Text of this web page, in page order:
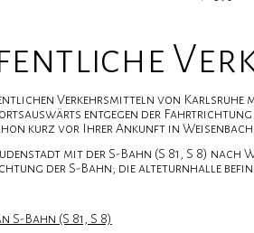
Verkehrsmitteln von Karlsruhe
entgegen der Fahrtrichtung
kurz vor Ihrer Ankunft in
mit der S-Bahn (S 81, S 8)
der S-Bahn; die alteturnhalle
S-Bahn (S 81, S 8)